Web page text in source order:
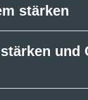
stärken
und